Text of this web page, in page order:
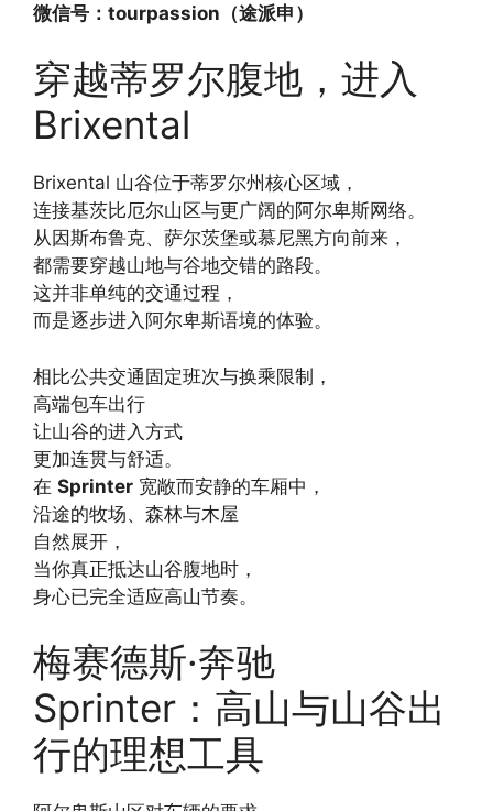
微信号：tourpassion（途派申）
穿越蒂罗尔腹地，进入
Brixental
Brixental 山谷位于蒂罗尔州核心区域，
连接基茨比厄尔山区与更广阔的阿尔卑斯网络。
从因斯布鲁克、萨尔茨堡或慕尼黑方向前来，
都需要穿越山地与谷地交错的路段。
这并非单纯的交通过程，
而是逐步进入阿尔卑斯语境的体验。
相比公共交通固定班次与换乘限制，
高端包车出行
让山谷的进入方式
更加连贯与舒适。
在 Sprinter 宽敞而安静的车厢中，
沿途的牧场、森林与木屋
自然展开，
当你真正抵达山谷腹地时，
身心已完全适应高山节奏。
梅赛德斯·奔驰
Sprinter：高山与山谷出
行的理想工具